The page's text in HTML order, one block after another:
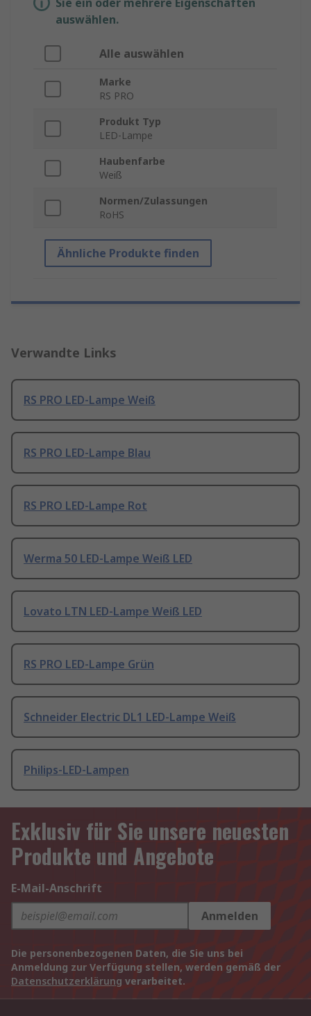
Sie ein oder mehrere Eigenschaften
auswählen.
Alle auswählen
Marke
RS PRO
Produkt Typ
LED-Lampe
Haubenfarbe
Weiß
Normen/Zulassungen
RoHS
Ähnliche Produkte finden
Verwandte Links
RS PRO LED-Lampe Weiß
RS PRO LED-Lampe Blau
RS PRO LED-Lampe Rot
Werma 50 LED-Lampe Weiß LED
Lovato LTN LED-Lampe Weiß LED
RS PRO LED-Lampe Grün
Schneider Electric DL1 LED-Lampe Weiß
Philips-LED-Lampen
Exklusiv für Sie unsere neuesten
Produkte und Angebote
E-Mail-Anschrift
Anmelden
Die personenbezogenen Daten, die Sie uns bei
Anmeldung zur Verfügung stellen, werden gemäß der
Datenschutzerklärung verarbeitet.